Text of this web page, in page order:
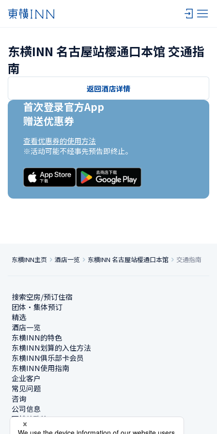
东横INN 名古屋站樱通口本馆 交通指
南
返回酒店详情
首次登录官方App
赠送优惠券
查看优惠券的使用方法
※活动可能不经事先预告即终止。
东横INN主页 酒店一览 东横INN 名古屋站樱通口本馆 交通指南
搜索空房/预订住宿
团体・集体预订
精选
酒店一览
东横INN的特色
东横INN划算的入住方法
东横INN俱乐部卡会员
东横INN使用指南
企业客户
常见问题
咨询
公司信息
可持续政策